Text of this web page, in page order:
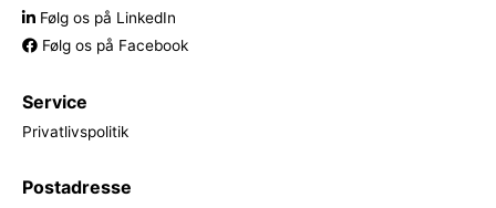
Følg os på LinkedIn
Følg os på Facebook
Service
Privatlivspolitik
Postadresse